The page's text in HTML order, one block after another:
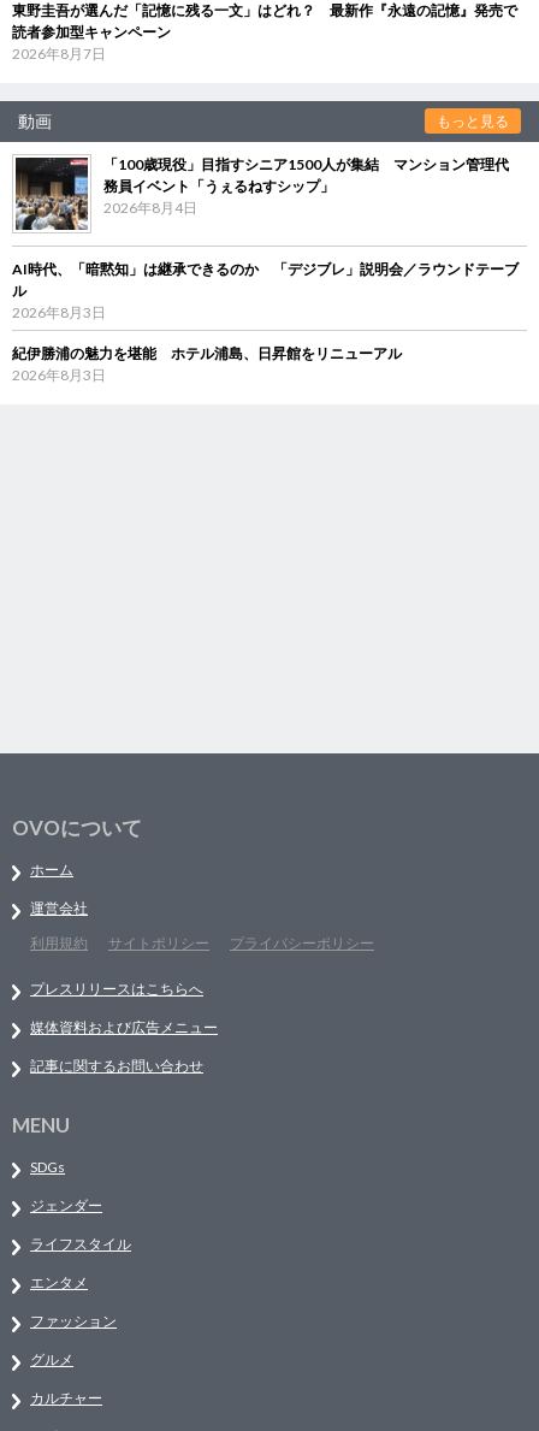
東野圭吾が選んだ「記憶に残る一文」はどれ？ 最新作『永遠の記憶』発売で
読者参加型キャンペーン
2026年8月7日
動画 もっと見る
「100歳現役」目指すシニア1500人が集結 マンション管理代
務員イベント「うぇるねすシップ」
2026年8月4日
AI時代、「暗黙知」は継承できるのか 「デジブレ」説明会／ラウンドテーブ
ル
2026年8月3日
紀伊勝浦の魅力を堪能 ホテル浦島、日昇館をリニューアル
2026年8月3日
OVOについて
ホーム
運営会社
利用規約
サイトポリシー プライバシーポリシー
プレスリリースはこちらへ
媒体資料および広告メニュー
記事に関するお問い合わせ
MENU
SDGs
ジェンダー
ライフスタイル
エンタメ
ファッション
グルメ
カルチャー